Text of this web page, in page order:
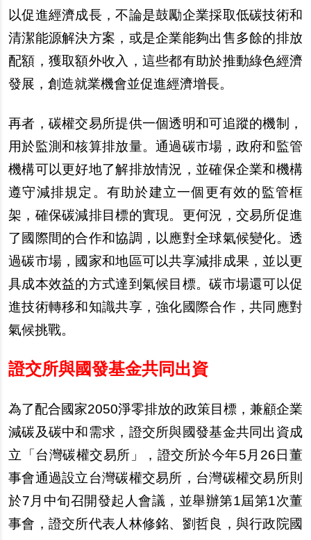
以促進經濟成長，不論是鼓勵企業採取低碳技術和
清潔能源解決方案，或是企業能夠出售多餘的排放
配額，獲取額外收入，這些都有助於推動綠色經濟
發展，創造就業機會並促進經濟增長。
再者，碳權交易所提供一個透明和可追蹤的機制，
用於監測和核算排放量。通過碳市場，政府和監管
機構可以更好地了解排放情況，並確保企業和機構
遵守減排規定。有助於建立一個更有效的監管框
架，確保碳減排目標的實現。更何況，交易所促進
了國際間的合作和協調，以應對全球氣候變化。透
過碳市場，國家和地區可以共享減排成果，並以更
具成本效益的方式達到氣候目標。碳市場還可以促
進技術轉移和知識共享，強化國際合作，共同應對
氣候挑戰。
證交所與國發基金共同出資
為了配合國家2050淨零排放的政策目標，兼顧企業
減碳及碳中和需求，證交所與國發基金共同出資成
立「台灣碳權交易所」，證交所於今年5 月 26日董
事會通過設立台灣碳權交易所，台灣碳權交易所則
於7 月中旬召開發起人會議，並舉辦第1屆第1次董
事會，證交所代表人林修銘、劉哲良，與行政院國